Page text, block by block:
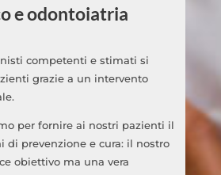
e odontoiatria
competenti e stimati si
grazie a un intervento
per fornire ai nostri pazienti il
di prevenzione e cura: il nostro
obiettivo ma una vera